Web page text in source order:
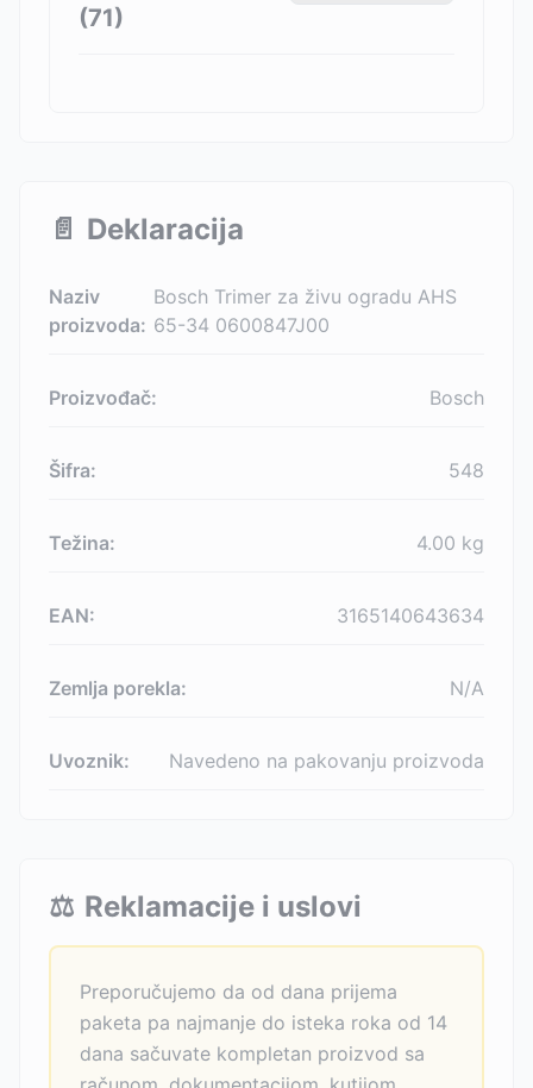
(71)
📄 Deklaracija
Naziv
proizvoda:
Bosch Trimer za živu ogradu AHS
65-34 0600847J00
Proizvođač: Bosch
Šifra: 548
Težina: 4.00 kg
EAN: 3165140643634
Zemlja porekla: N/A
Uvoznik: Navedeno na pakovanju proizvoda
⚖️ Reklamacije i uslovi
Preporučujemo da od dana prijema
paketa pa najmanje do isteka roka od 14
dana sačuvate kompletan proizvod sa